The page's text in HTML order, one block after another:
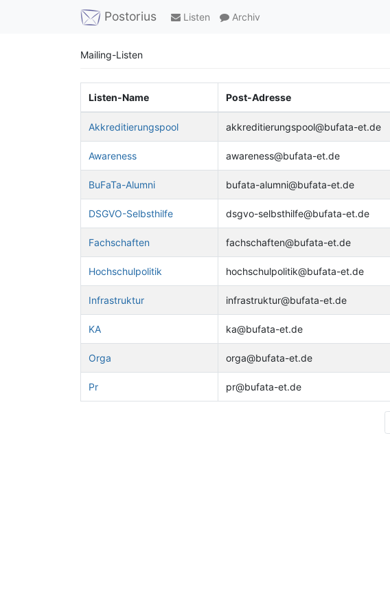
Postorius Listen Archiv
Mailing-Listen
Listen-Name Post-Adresse
Akkreditierungspool akkreditierungspool@bufata-et.de
Awareness awareness@bufata-et.de
BuFaTa-Alumni bufata-alumni@bufata-et.de
DSGVO-Selbsthilfe dsgvo-selbsthilfe@bufata-et.de
Fachschaften fachschaften@bufata-et.de
Hochschulpolitik hochschulpolitik@bufata-et.de
Infrastruktur infrastruktur@bufata-et.de
KA ka@bufata-et.de
Orga orga@bufata-et.de
Pr pr@bufata-et.de